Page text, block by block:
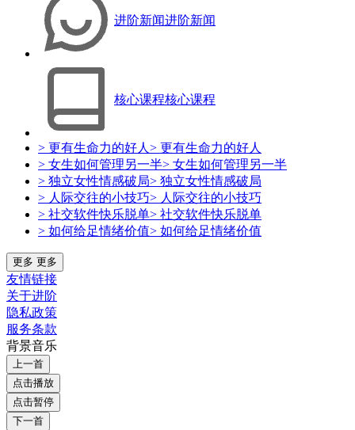
进阶新闻进阶新闻
核心课程核心课程
> 更有生命力的好人 > 更有生命力的好人
> 女生如何管理另一半> 女生如何管理另一半
> 独立女性情感破局> 独立女性情感破局
> 人际交往的小技巧> 人际交往的小技巧
> 社交软件快乐脱单> 社交软件快乐脱单
> 如何给足情绪价值> 如何给足情绪价值
更多 更多
友情链接
关于进阶
隐私政策
服务条款
背景音乐
上一首
点击播放
点击暂停
下一首